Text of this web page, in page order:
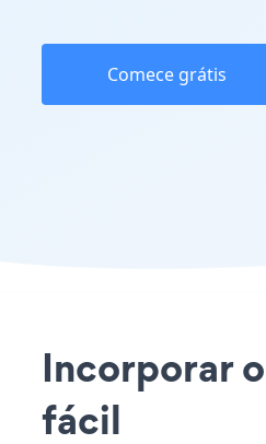
Comece grátis
Incorporar
fácil